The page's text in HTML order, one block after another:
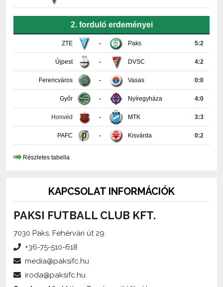
ZTE - Paks
Újpest DVSC 4:2
Ferencváros Vasas 0:0
Győr Nyíregyháza 4:0
Honvéd MTK 3:3
PAFC Kisvárda 0:2
Részletes tabella
PAKSI FUTBALL CLUB KFT.
7030 Paks, Fehérvári út 29.